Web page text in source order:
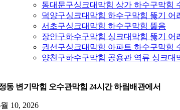
동대문구싱크대막힘 상가 하수구막힘
덕양구싱크대막힘 하수구막힘 뚫기 어
서초구싱크대막힘 하수구막힘 뚫음
장안구하수구막힘 싱크대막힘 뚫기 어
권선구싱크대막힘 아파트 하수구막힘
양천구하수구막힘 공용관 역류 싱크대
동 변기막힘 오수관막힘 24시간 하림배관에서
10, 2026